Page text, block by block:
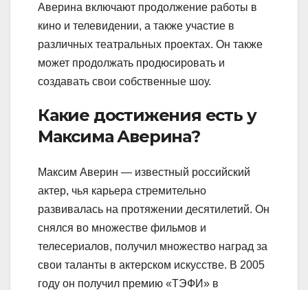
Аверина включают продолжение работы в
кино и телевидении, а также участие в
различных театральных проектах. Он также
может продолжать продюсировать и
создавать свои собственные шоу.
Какие достижения есть у
Максима Аверина?
Максим Аверин — известный российский
актер, чья карьера стремительно
развивалась на протяжении десятилетий. Он
снялся во множестве фильмов и
телесериалов, получил множество наград за
свои таланты в актерском искусстве. В 2005
году он получил премию «ТЭФИ» в